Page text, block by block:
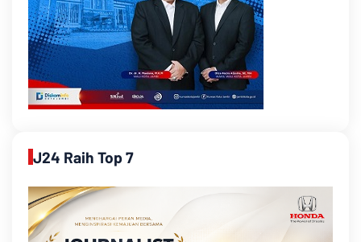
J24 Raih Top 7